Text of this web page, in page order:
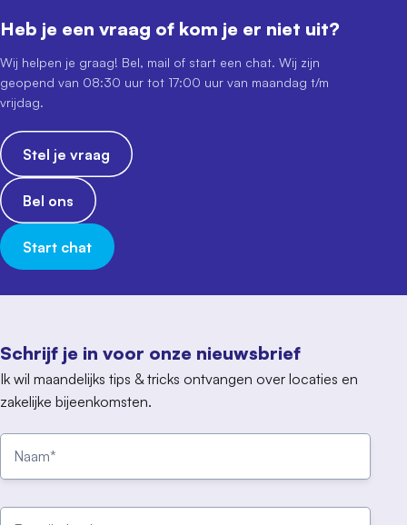
Schrijf je in voor onze nieuwsbrief
Ik wil maandelijks tips & tricks ontvangen over locaties en
zakelijke bijeenkomsten.
Heb je een vraag of kom je er niet uit?
Wij helpen je graag! Bel, mail of start een chat. Wij zijn
geopend van 08:30 uur tot 17:00 uur van maandag t/m
vrijdag.
Stel je vraag
Bel ons
Start chat